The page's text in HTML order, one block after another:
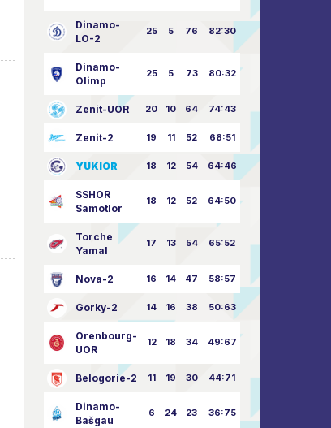
Dinamo-
LO-2
25 5 76 82:30
Dinamo-
Olimp
25 5 73 80:32
Zenit-UOR 20 10 64 74:43
Zenit-2 19 11 52 68:51
YUKIOR 18 12 54 64:46
SSHOR
Samotlor
18 12 52 64:50
Torche
Yamal
17 13 54 65:52
Nova-2 16 14 47 58:57
Gorky-2 14 16 38 50:63
Orenbourg-
UOR
12 18 34 49:67
Belogorie-2 11 19 30 44:71
Dinamo-
Bašgau
6 24 23 36:75